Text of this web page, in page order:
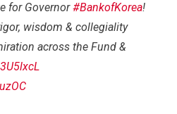
for Governor#BankofKorea!
wisdom & collegiality
across the Fund &